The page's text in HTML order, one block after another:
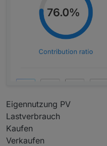
Eigennutzung PV
Lastverbrauch
Kaufen
Verkaufen